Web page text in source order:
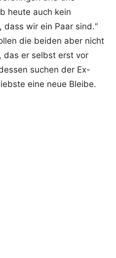
heute auch kein
dass wir ein Paar sind.“
die beiden aber nicht
das er selbst erst vor
suchen der Ex-
eine neue Bleibe.